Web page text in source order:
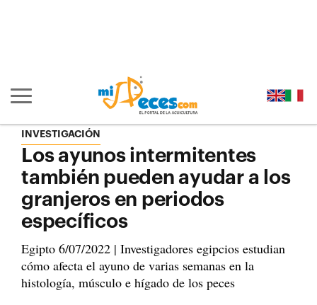
Mostrar/ocultar navegación principal
INVESTIGACIÓN
Los ayunos intermitentes
también pueden ayudar a los
granjeros en periodos
específicos
Egipto 6/07/2022 | Investigadores egipcios estudian
cómo afecta el ayuno de varias semanas en la
histología, músculo e hígado de los peces